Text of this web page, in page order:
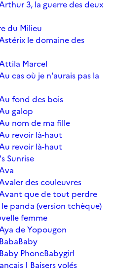
3, la guerre des deux
du Milieu
le domaine des
Marcel
cas où je n'aurais pas la
fond des bois
galop
nom de ma fille
revoir là-haut
revoir là-haut
Sunrise
des couleuvres
que de tout perdre
le panda (version tchèque)
femme
de Yopougon
Baby
PhoneBabygirl
| Baisers volés